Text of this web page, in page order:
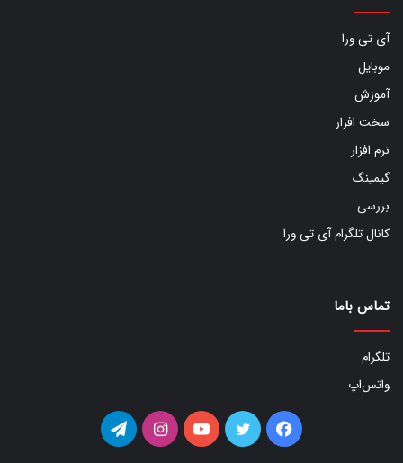
آی تی ورا
موبایل
آموزش
سخت افزار
نرم افزار
گیمینگ
بررسی
کانال تلگرام آی تی ورا
تماس باما
تلگرام
واتس‌اپ
فیس توییتر یوتیوب اینستاگرامتلگرام